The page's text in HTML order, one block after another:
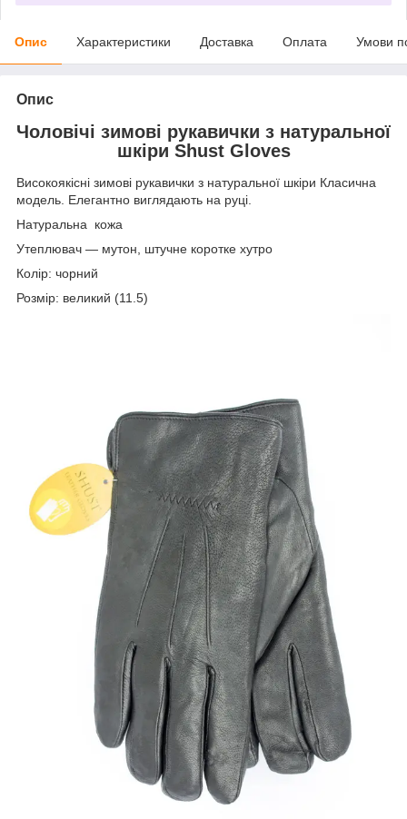
Опис Характеристики Доставка Оплата Умови
Опис
Чоловічі зимові рукавички з натуральної
шкіри Shust Gloves
Високоякісні зимові рукавички з натуральної шкіри Класична
модель. Елегантно виглядають на руці.
Натуральна кожа
Утеплювач — мутон, штучне коротке хутро
Колір: чорний
Розмір: великий (11.5)